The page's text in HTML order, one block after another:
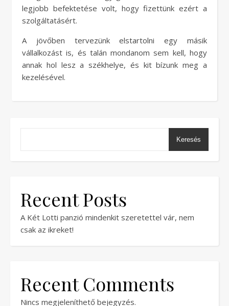
legjobb befektetése volt, hogy fizettünk ezért a
szolgáltatásért.
A jövőben tervezünk elstartolni egy másik
vállalkozást is, és talán mondanom sem kell, hogy
annak hol lesz a székhelye, és kit bízunk meg a
kezelésével.
Keresés
Recent Posts
A Két Lotti panzió mindenkit szeretettel vár, nem
csak az ikreket!
Recent Comments
Nincs megjeleníthető bejegyzés.